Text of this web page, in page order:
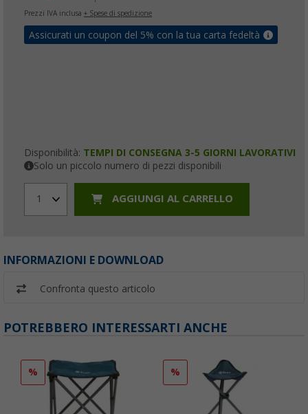
Prezzi IVA inclusa + Spese di spedizione
Assicurati un coupon del 5% con la tua carta fedeltà
Disponibilità: TEMPI DI CONSEGNA 3-5 GIORNI LAVORATIVI
Solo un piccolo numero di pezzi disponibili
1 AGGIUNGI AL CARRELLO
INFORMAZIONI E DOWNLOAD
Confronta questo articolo
POTREBBERO INTERESSARTI ANCHE
% %